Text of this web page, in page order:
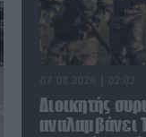
Διοικητής
αναλαμβάνει